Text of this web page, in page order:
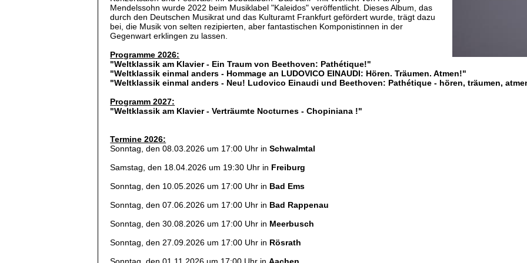
Mendelssohn wurde 2022 beim Musiklabel "Kaleidos" veröffentlicht. Dieses Album, das
durch den Deutschen Musikrat und das Kulturamt Frankfurt gefördert wurde, trägt dazu
bei, die Musik von selten rezipierten, aber fantastischen Komponistinnen in der
Gegenwart erklingen zu lassen.
Programme 2026:
"Weltklassik am Klavier - Ein Traum von Beethoven: Pathétique!"
"Weltklassik einmal anders - Hommage an LUDOVICO EINAUDI: Hören. Träumen. Atmen!"
"Weltklassik einmal anders - Neu! Ludovico Einaudi und Beethoven: Pathétique - hören, träumen,
Programm 2027:
"Weltklassik am Klavier - Verträumte Nocturnes - Chopiniana !"
Termine 2026:
Sonntag, den 08.03.2026 um 17:00 Uhr inSchwalmtal
Samstag, den 18.04.2026 um 19:30 Uhr in Freiburg
Sonntag, den 10.05.2026 um 17:00 Uhr in Bad Ems
Sonntag, den 07.06.2026 um 17:00 Uhr in Bad Rappenau
Sonntag, den 30.08.2026 um 17:00 Uhr in Meerbusch
Sonntag, den 27.09.2026 um 17:00 Uhr in Rösrath